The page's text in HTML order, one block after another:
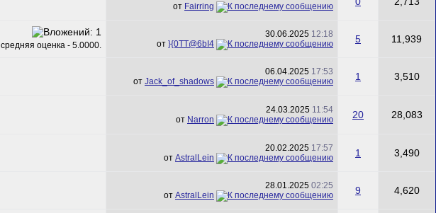
от Fairring
30.06.2025 12:18
от }{0TT@6bI4 5 11,939
06.04.2025 17:53
от Jack_of_shadows 1 3,510
24.03.2025 11:54
от Narron 20 28,083
20.02.2025 17:57
от AstralLein 1 3,490
28.01.2025 02:25
от AstralLein 9 4,620